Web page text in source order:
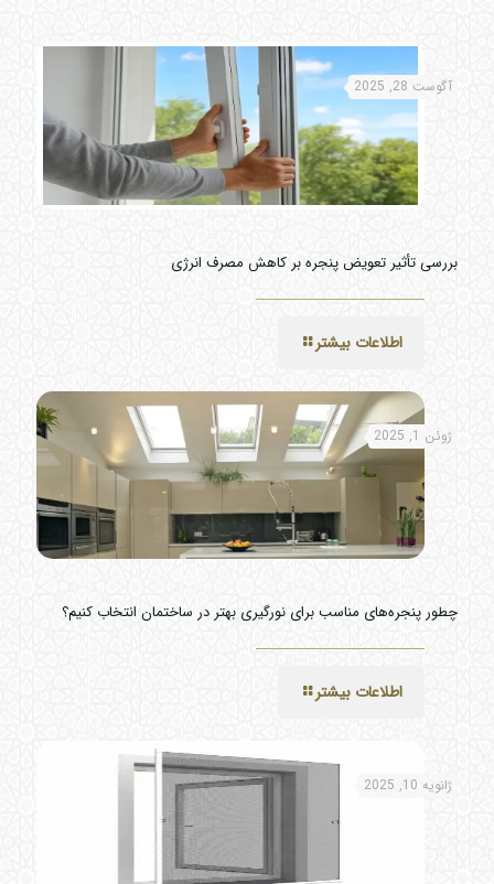
آگوست 28, 2025
بررسی تأثیر تعویض پنجره بر کاهش مصرف انرژی
اطلاعات بیشتر
ژوئن 1, 2025
چطور پنجره‌های مناسب برای نورگیری بهتر در ساختمان انتخاب کنیم؟
اطلاعات بیشتر
ژانویه 10, 2025